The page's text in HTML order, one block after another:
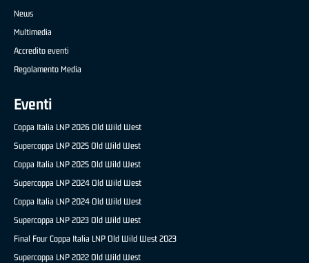
News
Multimedia
Accredito eventi
Regolamento Media
Eventi
Coppa Italia LNP 2026 Old Wild West
Supercoppa LNP 2025 Old Wild West
Coppa Italia LNP 2025 Old Wild West
Supercoppa LNP 2024 Old Wild West
Coppa Italia LNP 2024 Old Wild West
Supercoppa LNP 2023 Old Wild West
Final Four Coppa Italia LNP Old Wild West 2023
Supercoppa LNP 2022 Old Wild West